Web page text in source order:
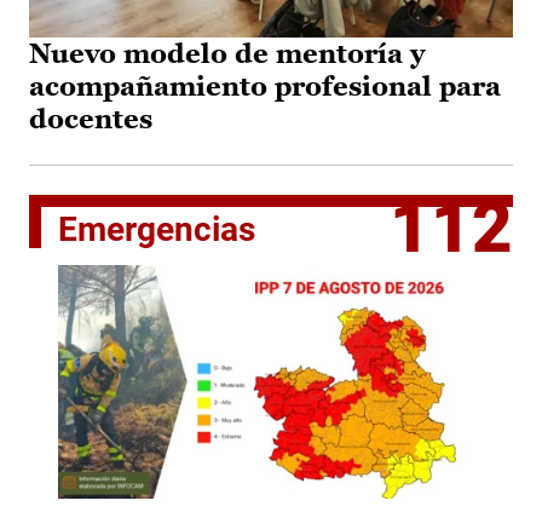
Nuevo modelo de mentoría y
acompañamiento profesional para
docentes
Emergencias 112